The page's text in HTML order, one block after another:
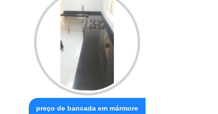
preço de bancada em mármore